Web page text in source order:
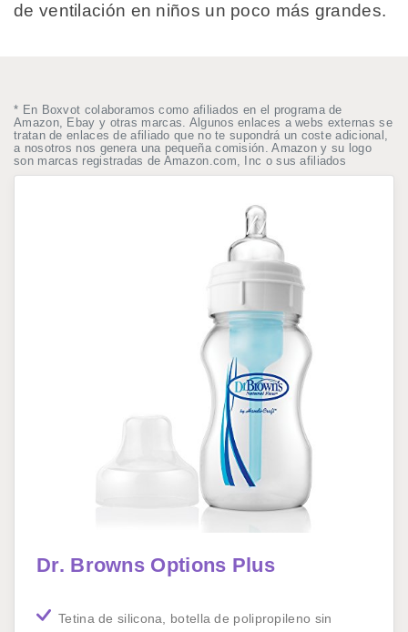
de ventilación en niños un poco más grandes.
* En Boxvot colaboramos como afiliados en el programa de
Amazon, Ebay y otras marcas. Algunos enlaces a webs externas se
tratan de enlaces de afiliado que no te supondrá un coste adicional,
a nosotros nos genera una pequeña comisión. Amazon y su logo
son marcas registradas de Amazon.com, Inc o sus afiliados
Dr. Browns Options Plus
Tetina de silicona, botella de polipropileno sin